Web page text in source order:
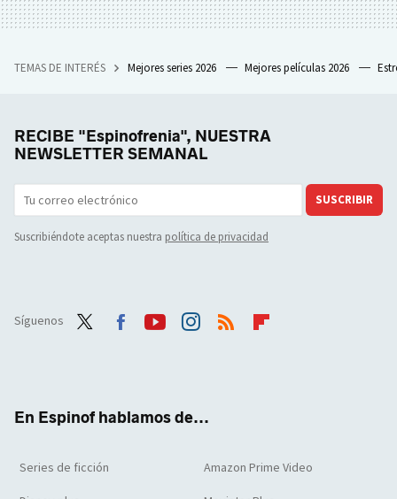
TEMAS DE INTERÉS Mejores series 2026 Mejores películas 2026
RECIBE "Espinofrenia", NUESTRA
NEWSLETTER SEMANAL
SUSCRIBIR
Suscribiéndote aceptas nuestra política de privacidad
Síguenos
En Espinof hablamos de...
Series de ficción Amazon Prime Video